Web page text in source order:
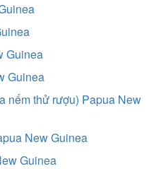
Guinea
Guinea
nếm thử rượu) Papua New
New Guinea
Guinea